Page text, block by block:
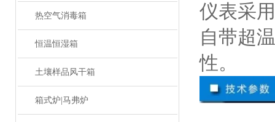
热空气消毒箱
恒温恒湿箱
土壤样品风干箱
箱式炉|马弗炉
仪表采
自带超
性。